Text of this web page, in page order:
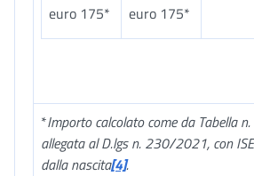
euro 175*
euro 175*
*Importo calcolato come da Tabella
allegata al D.lgs n. 230/2021, con
dalla nascita[4].